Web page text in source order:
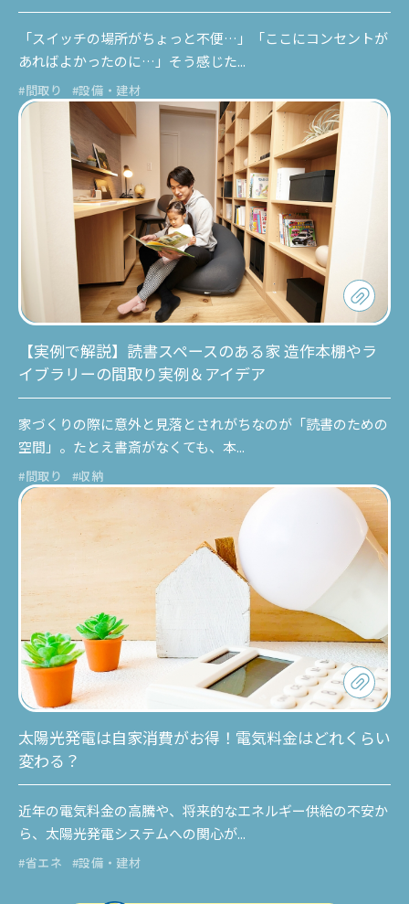
「スイッチの場所がちょっと不便…」「ここにコンセントが
あればよかったのに…」そう感じた...
#間取り #設備・建材
【実例で解説】読書スペースのある家 造作本棚やラ
イブラリーの間取り実例＆アイデア
家づくりの際に意外と見落とされがちなのが「読書のための
空間」。たとえ書斎がなくても、本...
#間取り #収納
太陽光発電は自家消費がお得！電気料金はどれくらい
変わる？
近年の電気料金の高騰や、将来的なエネルギー供給の不安か
ら、太陽光発電システムへの関心が...
#省エネ #設備・建材